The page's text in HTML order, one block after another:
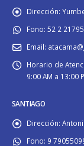
Dirección:
Fono: 52 2
Email:
Horario de
9:00 AM a 13:00
SANTIAGO
Dirección:
Fono: 9